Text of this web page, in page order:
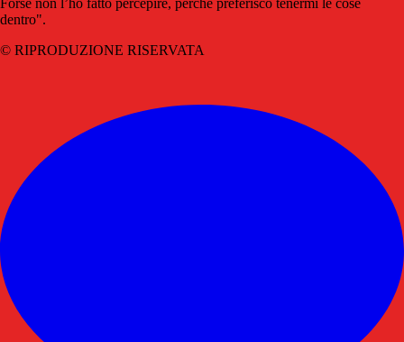
Forse non l’ho fatto percepire, perché preferisco tenermi le cose
dentro".
© RIPRODUZIONE RISERVATA